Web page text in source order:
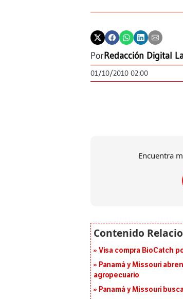
PorRedacción Digital
01/10/2010 02:00
Encuentra
Visa compra BioCatch
Panamá y Missouri
agropecuario
Panamá y Missouri